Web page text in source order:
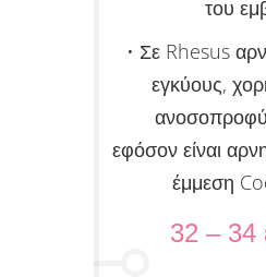
του
• Σε Rhesus
εγκύους,
εφόσον είναι
έμμεση
32 – 34